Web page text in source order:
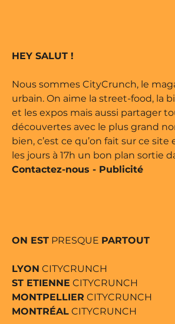
édité par Buena Onda
HEY SALUT !
Nous sommes CityCrunch, le
urbain. On aime la street-food, la
et les expos mais aussi partager
découvertes avec le plus grand
bien, c’est ce qu’on fait sur ce
les jours à 17h un bon plan sortie
Contactez-nous - Publicité
ON EST PRESQUE PARTOUT
LYON CITYCRUNCH
ST ETIENNE CITYCRUNCH
MONTPELLIER CITYCRUNCH
MONTRÉAL CITYCRUNCH